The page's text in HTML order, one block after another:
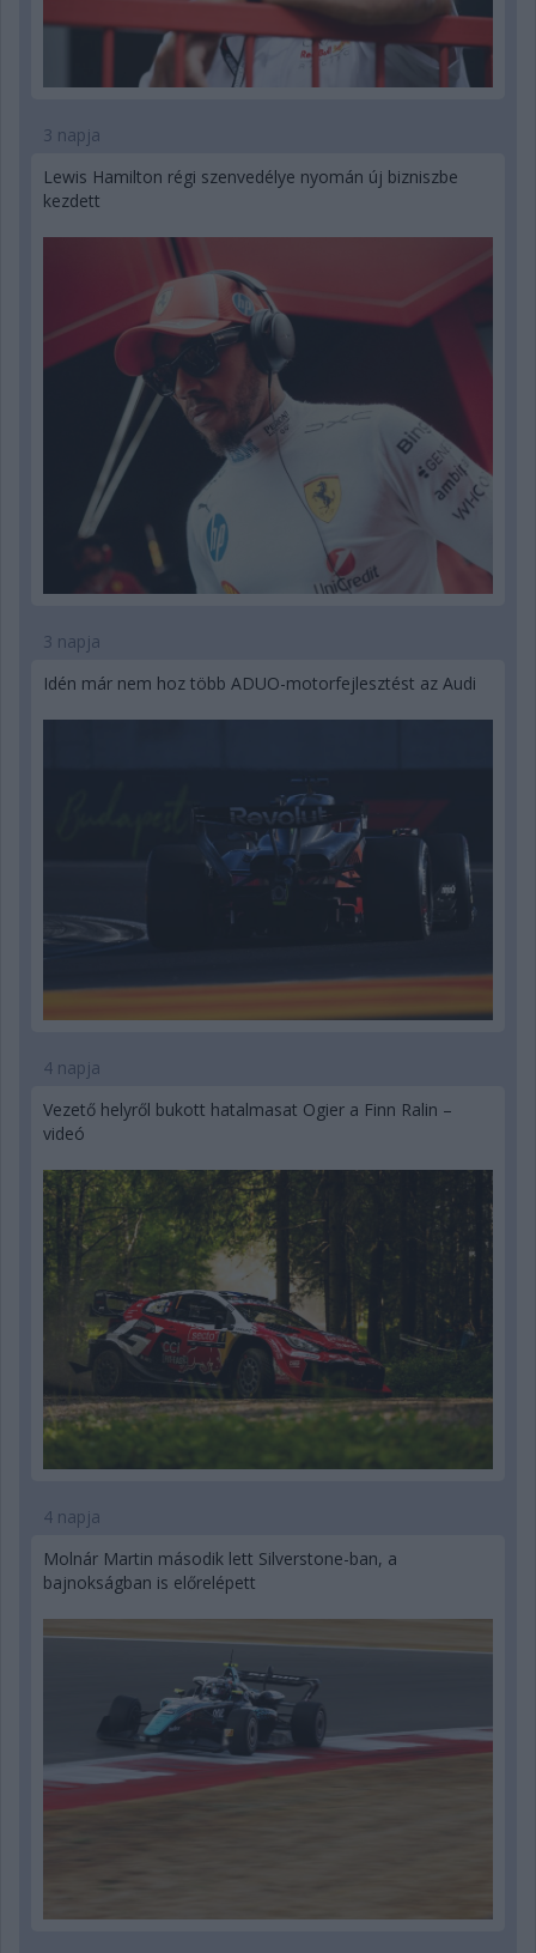
3 napja
Lewis Hamilton régi szenvedélye nyomán új bizniszbe
kezdett
3 napja
Idén már nem hoz több ADUO-motorfejlesztést az Audi
4 napja
Vezető helyről bukott hatalmasat Ogier a Finn Ralin –
videó
4 napja
Molnár Martin második lett Silverstone-ban, a
bajnokságban is előrelépett